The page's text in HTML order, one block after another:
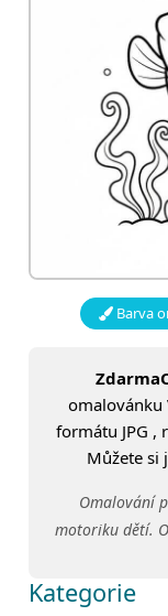
Barva
omalovánku
formátu JPG ,
Můžete si
Omalování
motoriku dětí.
Kategorie